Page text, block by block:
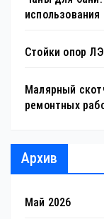
использования
Стойки опор
Малярный
ремонтных
Архив
Май 2026